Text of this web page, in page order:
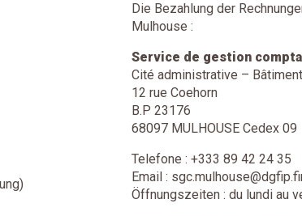
Die Bezahlung der
Mulhouse :
Service de gestion
Cité administrative –
12 rue Coehorn
B.P 23176
68097 MULHOUSE Cedex 09
Telefone : +333 89 42 24 35
Email :
Öffnungszeiten : du lundi au